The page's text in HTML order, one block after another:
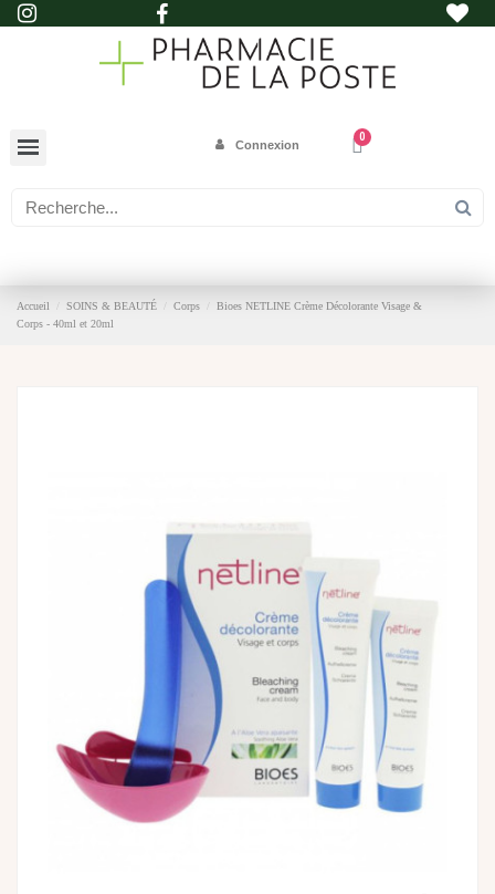
Connexion
Accueil SOINS & BEAUTÉ Corps
Bioes NETLINE Crème Décolorante Visage &
Corps - 40ml et 20ml